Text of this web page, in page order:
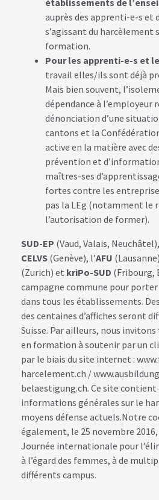
établissements de
auprès des apprenti-e-s et
s’agissant du harcèlement
formation.
Pour les apprenti-e-s et
travail elles/ils sont déjà
Mais bien souvent,
dépendance à
dénonciation d’une
cantons et la
active en la matière avec
prévention et
maîtres-ses
fortes contre les
pas la LEg (notamment le
l’autorisation de former).
SUD-EP (Vaud, Valais,
CELVS (Genève), l’AFU
(Zurich) et kriPo-SUD (Fribourg,
campagne commune pour
dans tous les établissements.
des centaines d’affiches seront
Suisse. Par ailleurs, nous
en formation à soutenir par un
par le biais du site internet :
harcelement.ch /
belaestigung.ch. Ce site
informations générales sur le
moyens défense actuels.Notre
également, le 25 novembre 2016,
Journée internationale pour
à l’égard des femmes, à de
différents campus.